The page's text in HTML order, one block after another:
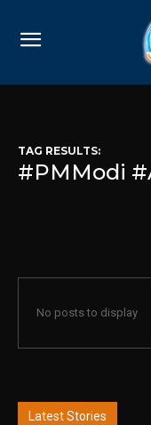
TAG RESULTS:
#PMModi
No posts to display
Latest Stories